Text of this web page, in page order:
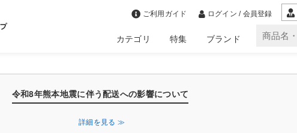
ご利用ガイド ログイン / 会員登録
カテゴリ 特集 ブランド
令和8年熊本地震に伴う配送への影響について
詳細を見る ≫